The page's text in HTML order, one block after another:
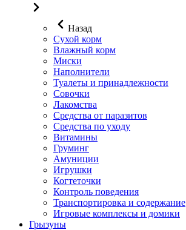
Назад
Сухой корм
Влажный корм
Миски
Наполнители
Туалеты и принадлежности
Совочки
Лакомства
Средства от паразитов
Средства по уходу
Витамины
Груминг
Амуниции
Игрушки
Когтеточки
Контроль поведения
Транспортировка и содержание
Игровые комплексы и домики
Грызуны